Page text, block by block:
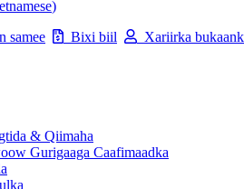
)
samee Bixi biil Xariirka
& Qiimaha
Gurigaaga Caafimaadka